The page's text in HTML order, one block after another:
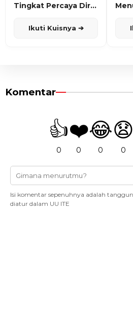
Tingkat Percaya Diri
Ikuti Kuisnya ➔
Komentar
👍
0
❤️
0
😂
0
😧
0
Isi komentar sepenuhnya adalah
diatur dalam UU ITE